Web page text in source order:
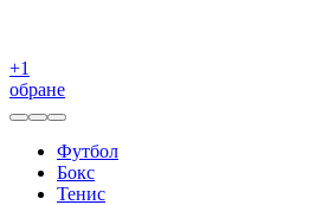
+1
обране
Футбол
Бокс
Тенис